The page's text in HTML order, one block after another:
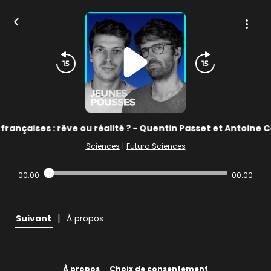
: rêve ou réalité ? - Quentin Passet et Antoine
Sciences | Futura Sciences
00:00 00:00
Suivant | À propos
À propos Choix de consentement